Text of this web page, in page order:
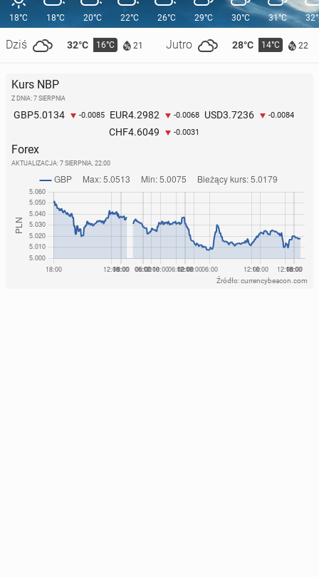
18°C
Dziś 32°C 16°C 21 Jutro 28°C 14°C 22
18°C 20°C 22°C 26°C 29°C 30°C 31°C
Kurs NBP
Z DNIA: 7 SIERPNIA
GBP5.0134 -0.0085 EUR4.2982 -0.0068 USD3.7236 -0.0084
CHF4.6049 -0.0031
Forex
AKTUALIZACJA: 7 SIERPNIA, 22:00
Źródło: currencybeacon.com